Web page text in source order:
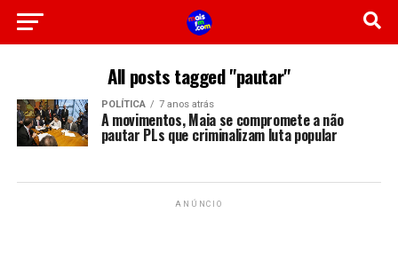
All posts tagged "pautar"
POLÍTICA 7 anos atrás
A movimentos, Maia se compromete a não
pautar PLs que criminalizam luta popular
ANÚNCIO